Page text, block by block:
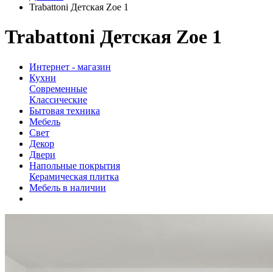
Trabattoni Детская Zoe 1
Trabattoni Детская Zoe 1
Интернет - магазин
Кухни
Современные
Классические
Бытовая техника
Мебель
Свет
Декор
Двери
Напольные покрытия
Керамическая плитка
Мебель в наличии